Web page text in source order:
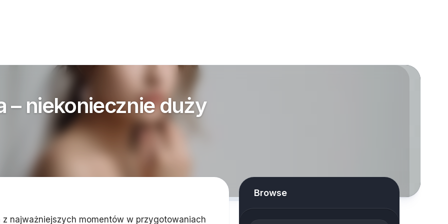
– niekoniecznie duży
najważniejszych momentów w przygotowaniach
Browse